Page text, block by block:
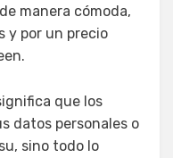
manera cómoda,
y por un precio
que los
datos personales o
sino todo lo